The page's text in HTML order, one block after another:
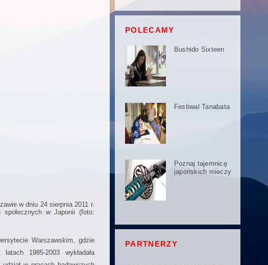
w dniu 24 sierpnia 2011 r.
w Japonii (foto:
Warszawskim, gdzie
1985-2003 wykładała
POLECAMY
Bushido Sixteen
Festiwal Tanabata
Poznaj tajemnicę
japońskich mieczy
PARTNERZY